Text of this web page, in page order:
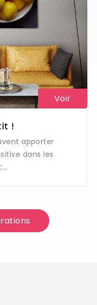
Voir
!
apporter
dans les